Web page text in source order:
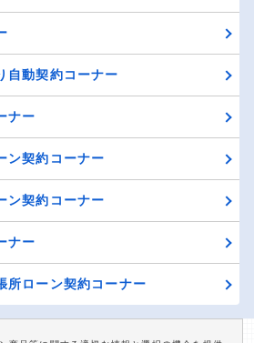
自動契約コーナー
ナー
ン契約コーナー
ン契約コーナー
ナー
所ローン契約コーナー